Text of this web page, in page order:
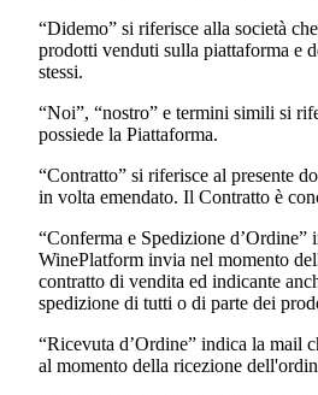
“Didemo” si riferisce alla società
prodotti venduti sulla piattaforma e
stessi.
“Noi”, “nostro” e termini simili si
possiede la Piattaforma.
“Contratto” si riferisce al presente
in volta emendato. Il Contratto è
“Conferma e Spedizione d’Ordine”
WinePlatform invia nel momento
contratto di vendita ed indicante
spedizione di tutti o di parte dei
“Ricevuta d’Ordine” indica la mail
al momento della ricezione